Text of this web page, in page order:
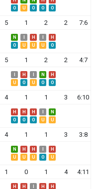
O
U O O O
5 1 2 2 7:6
N H
H
O
U U U O
5 1 2 2 4:7
H N
H
U
O U O O
4 1 1 3 6:10
H H H
N
O
O O U U
4 1 1 3 3:8
N H H
H
U
U U O U
1 0 1 4 4:11
H H H
H